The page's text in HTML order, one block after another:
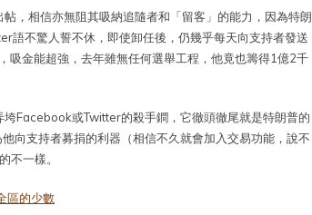
，相信亦無阻其吸納追隨者和「留客」的能力，因為特朗
語不驚人誓不休，即使卸任後，仍幾乎每天向支持者發送
吸金能超強，去年雖無任何選舉工程，他竟也籌得1億2千
Facebook或Twitter的殺手鐧，它徹頭徹尾就是特朗普的
向支持者募捐的利器（相信不久就會加入交易功能，說不
不一樣。
區的少數